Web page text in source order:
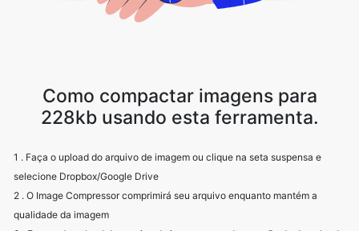
1 . Faça o upload do arquivo de imagem ou clique na seta suspensa e
selecione Dropbox/Google Drive
qualidade da imagem
3 . Faça o download do arquivo de imagem usando a opção de download.